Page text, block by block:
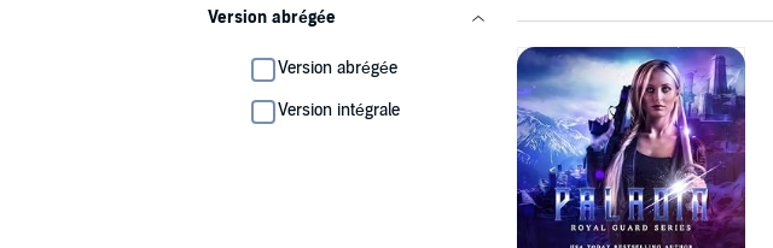
Version abrégée
Version abrégée
Version intégrale